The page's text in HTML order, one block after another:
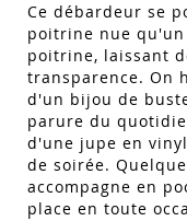
Ce débardeur se
poitrine nue
poitrine, laissant
transparence. On
d'un bijou de
parure du
d'une jupe en
de soirée.
accompagne en
place en toute